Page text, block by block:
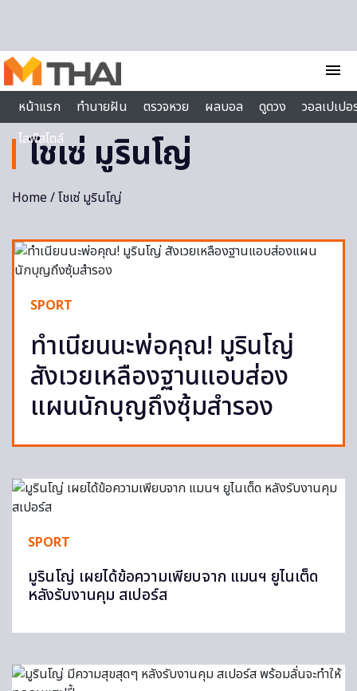
menu
หน้าแรก
ทำนายฝัน ตรวจหวย ผลบอล ดูดวง
วอลเปเป
ไลฟ์สไตล์
โชเซ่ มูรินโญ่
Home/ โชเซ่ มูรินโญ่
SPORT
ทำเนียนนะพ่อคุณ! มูรินโญ่
สังเวยเหลืองฐานแอบส่อง
แผนนักบุญถึงซุ้มสำรอง
SPORT
มูรินโญ่ เผยได้ข้อความเพียบจาก แมนฯ ยูไนเต็ด
หลังรับงานคุม สเปอร์ส